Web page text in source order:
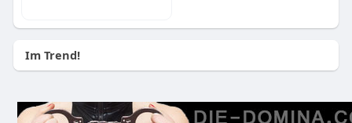
Im Trend!